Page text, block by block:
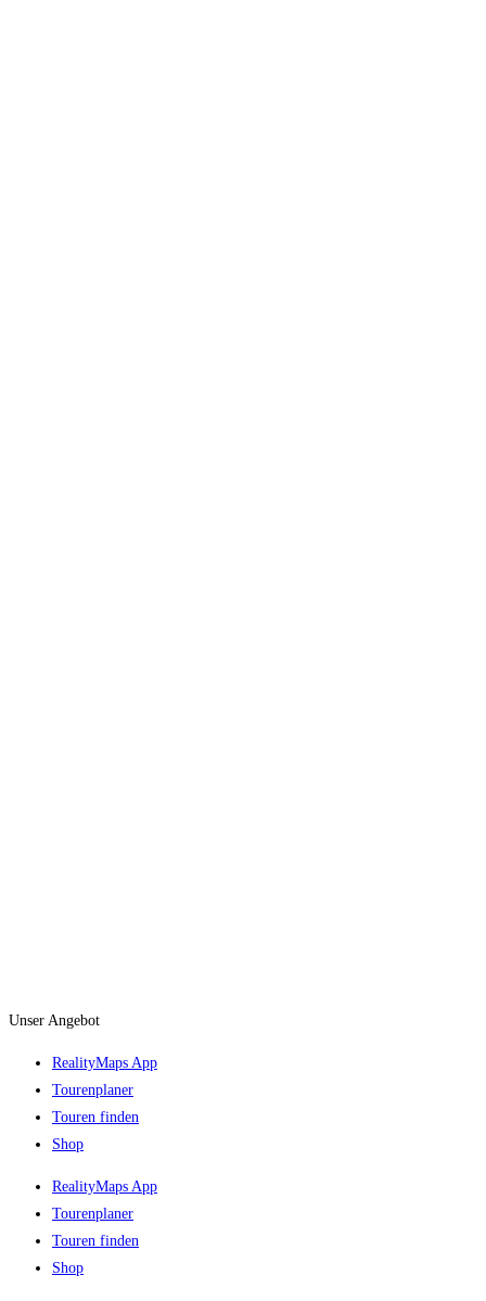
Unser Angebot
RealityMaps App
Tourenplaner
Touren finden
Shop
RealityMaps App
Tourenplaner
Touren finden
Shop